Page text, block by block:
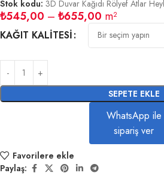
Stok kodu: 3D Duvar Kağıdı Rölyef Atlar
₺545,00 – ₺655,00 m²
KAĞIT KALITESI
SEPETE EKLE
WhatsApp ile
sipariş ver
Favorilere ekle
Paylaş: